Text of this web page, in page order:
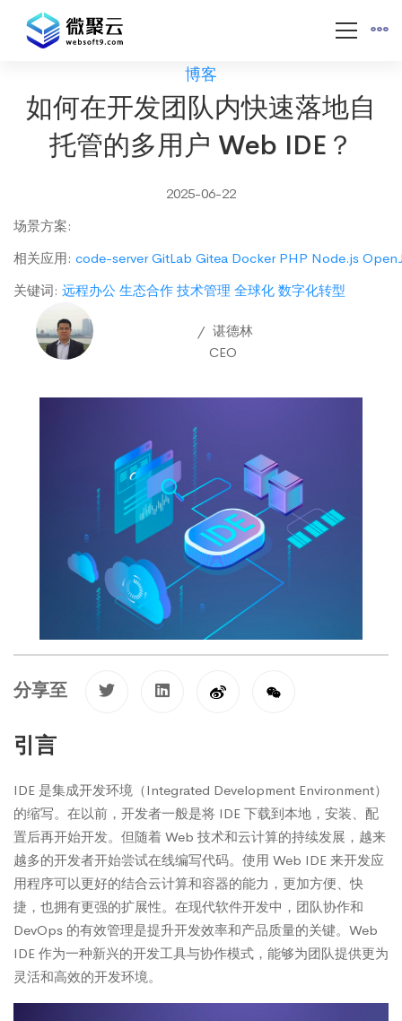
博客
如何在开发团队内快速落地自
托管的多用户 Web IDE？
2025-06-22
场景方案:
相关应用: code-server GitLab Gitea Docker PHP Node.js
关键词: 远程办公 生态合作 技术管理 全球化 数字化转型
谌德林
CEO
分享至
引言
IDE 是集成开发环境（Integrated Development Environment）
的缩写。在以前，开发者一般是将 IDE 下载到本地，安装、配
置后再开始开发。但随着 Web 技术和云计算的持续发展，越来
越多的开发者开始尝试在线编写代码。使用 Web IDE 来开发应
用程序可以更好的结合云计算和容器的能力，更加方便、快
捷，也拥有更强的扩展性。在现代软件开发中，团队协作和
DevOps 的有效管理是提升开发效率和产品质量的关键。Web
IDE 作为一种新兴的开发工具与协作模式，能够为团队提供更为
灵活和高效的开发环境。